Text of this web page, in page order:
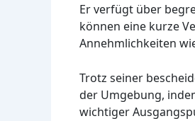
Er verfügt über
können eine kurze
Annehmlichkeiten
Trotz seiner
der Umgebung,
wichtiger